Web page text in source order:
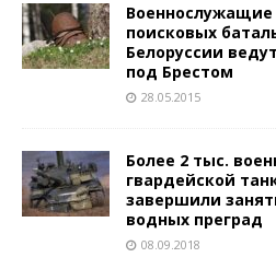
поисковых
Белоруссии
под Брестом
28.05.2015
Более 2 тыс.
гвардейской
завершили
водных преград
08.09.2018